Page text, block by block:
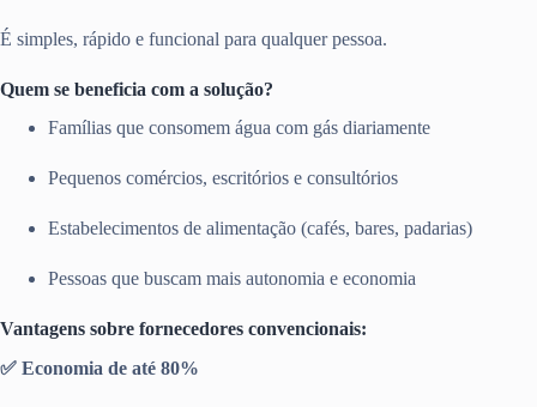
É simples, rápido e funcional para qualquer pessoa.
Quem se beneficia com a solução?
Famílias que consomem água com gás diariamente
Pequenos comércios, escritórios e consultórios
Estabelecimentos de alimentação (cafés, bares, padarias)
Pessoas que buscam mais autonomia e economia
Vantagens sobre fornecedores convencionais:
✅ Economia de até 80%